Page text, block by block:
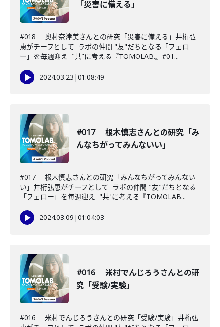
「災害に備える」
#018 奥村奈津美さんとの研究「災害に備える」井桁弘
恵がチーフとして ラボの仲間 "友"だちとなる「フェロ
ー」を毎週迎え "共"に考える『TOMOLAB.』#01...
2024.03.23 |01:08:49
#017 根木慎志さんとの研究「み
んなちがってみんないい」
#017 根木慎志さんとの研究「みんなちがってみんない
い」井桁弘恵がチーフとして ラボの仲間 "友"だちとなる
「フェロー」を毎週迎え "共"に考える『TOMOLAB...
2024.03.09 |01:04:03
#016 米村でんじろうさんとの研
究「受験/実験」
#016 米村でんじろうさんとの研究「受験/実験」井桁弘